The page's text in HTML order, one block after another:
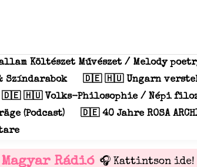
Költészet Művészet / Melody
Színdarabok
🇩🇪 🇭🇺 Ungarn
🇩🇪 🇭🇺 Volks-Philosophie / Népi
(Podcast)
🇩🇪 40 Jahre ROSA
Rádió 🎧 Kattintson ide!